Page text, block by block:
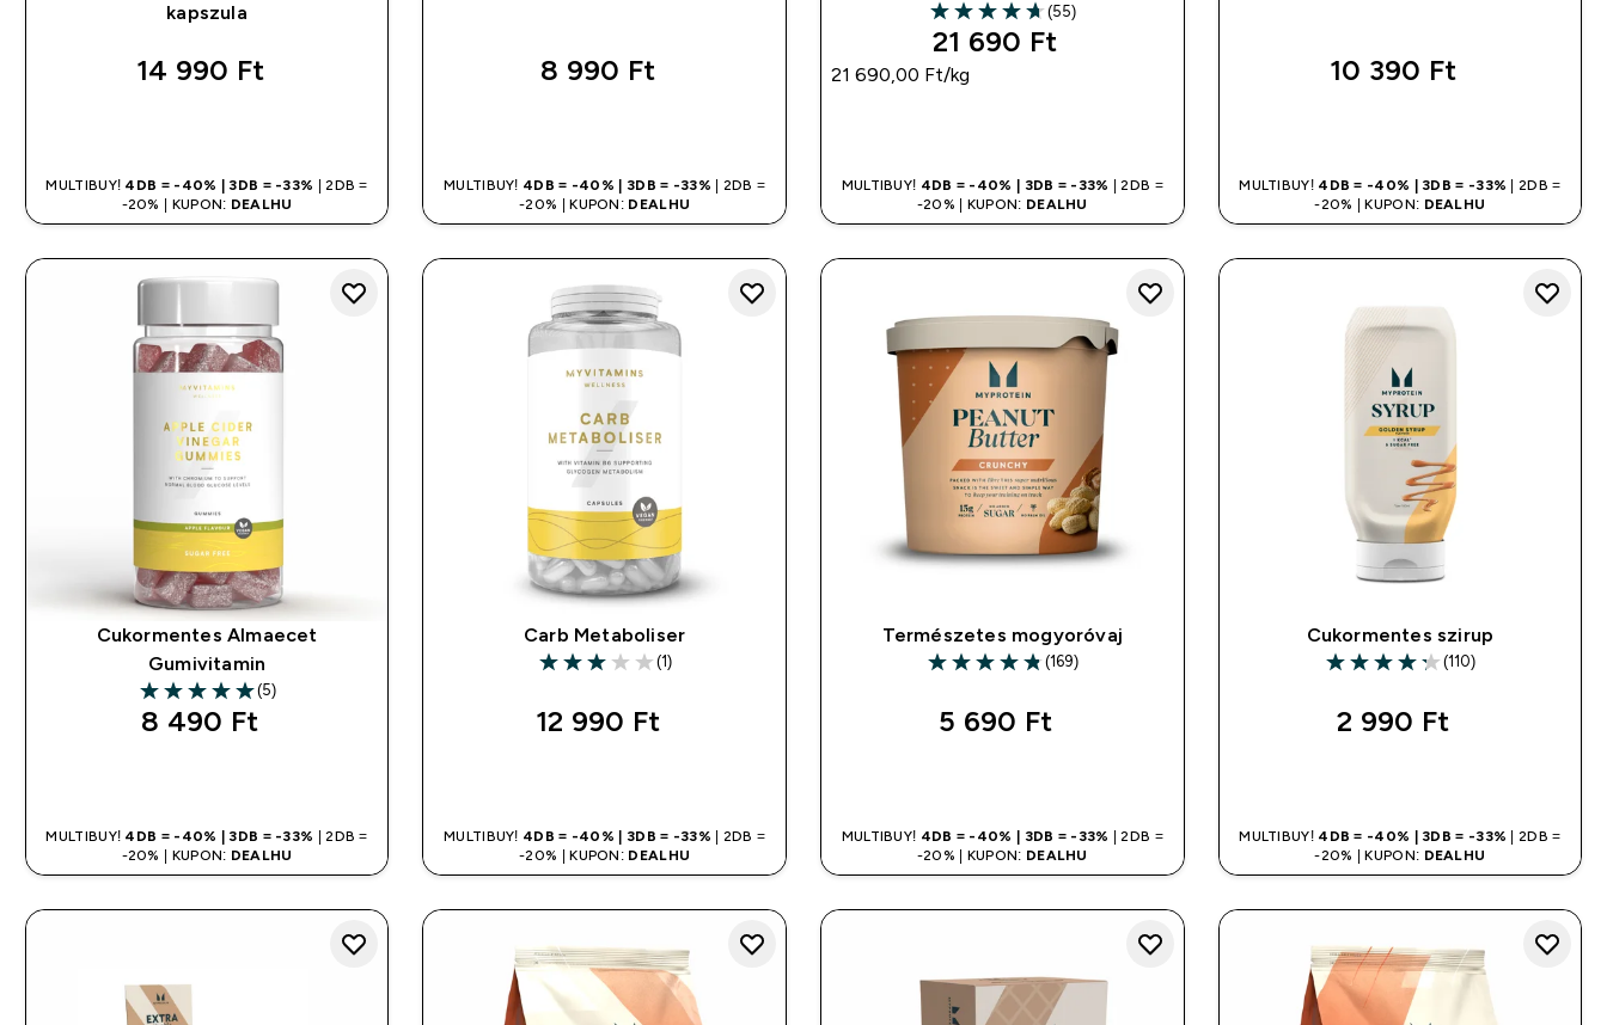
kapszula
14 990 Ft‎
MULTIBUY! 4DB = -40% | 3DB = -33% | 2DB =
-20% | KUPON: DEALHU
8 990 Ft‎
MULTIBUY! 4DB = -40% | 3DB = -33% | 2DB =
-20% | KUPON: DEALHU
4.69 out of 5 stars
(55)
21 690 Ft‎
21 690,00 Ft‎/kg
MULTIBUY! 4DB = -40% | 3DB = -33%
| 2DB =
-20% | KUPON: DEALHU
10 390 Ft‎
MULTIBUY! 4DB = -40% | 3DB = -33% | 2DB =
-20% | KUPON: DEALHU
Cukormentes Almaecet
Gumivitamin
5 out of 5 stars
(5)
8 490 Ft‎
MULTIBUY! 4DB = -40% | 3DB = -33% | 2DB =
-20% | KUPON: DEALHU
Carb Metaboliser
3 out of 5 stars
(1)
12 990 Ft‎
MULTIBUY! 4DB = -40% | 3DB = -33% | 2DB =
-20% | KUPON: DEALHU
Természetes mogyoróvaj
4.8 out of 5 stars
(169)
5 690 Ft‎
MULTIBUY! 4DB = -40% | 3DB = -33% | 2DB =
-20% | KUPON: DEALHU
Cukormentes szirup
4.28 out of 5 stars
(110)
2 990 Ft‎
MULTIBUY! 4DB = -40% | 3DB = -33% | 2DB =
-20% | KUPON: DEALHU